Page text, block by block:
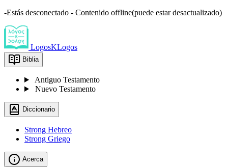
-Estás desconectado - Contenido offline(puede estar desactualizado)
LogosKLogos
Biblia
Antiguo Testamento
Nuevo Testamento
Diccionario
Strong Hebreo
Strong Griego
Acerca